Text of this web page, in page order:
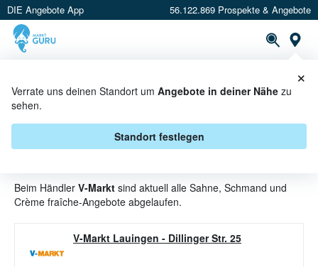
DIE Angebote App 56.122.869 Prospekte & Angebote
Verrate uns deinen Standort um Angebote in deiner Nähe zu
sehen.
Standort festlegen
×
SAHNE, SCHMAND UND CRÈME
FRAÎCHE ANGEBOTE & AKTIONEN
BEI V-MARKT
Beim Händler V-Markt sind aktuell alle Sahne, Schmand und
Crème fraîche-Angebote abgelaufen.
V-Markt Lauingen - Dillinger Str. 25